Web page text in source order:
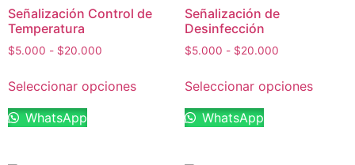
Señalización Control de
Temperatura
$5.000 - $20.000
Seleccionar opciones
WhatsApp
Señalización de
Desinfección
$5.000 - $20.000
Seleccionar opciones
WhatsApp